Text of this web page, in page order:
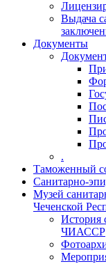
Выдача
Документы
.
Таможенный
Санитарно-
Музей
Чеченской
История
ЧИАССР